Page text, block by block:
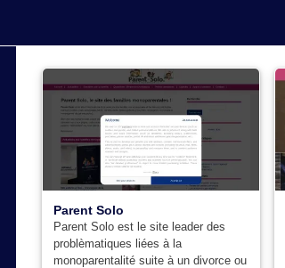
Parent Solo
Parent Solo est le site leader des
problèmatiques liées à la
monoparentalité suite à un divorce ou